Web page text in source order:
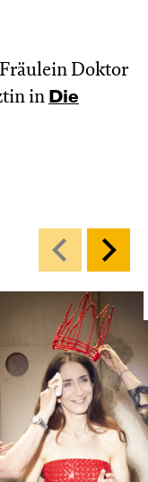
Fräulein Doktor
in Die